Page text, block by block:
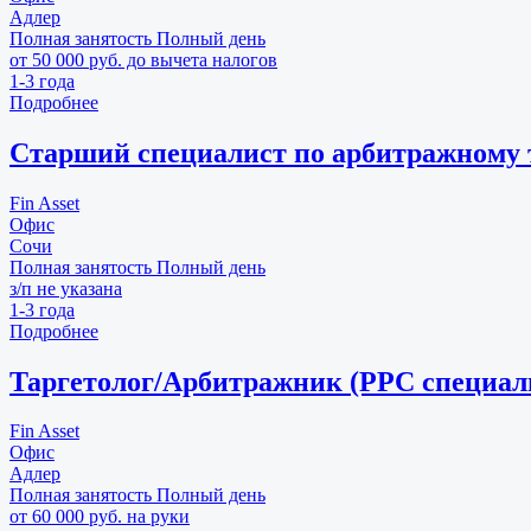
Адлер
Полная занятость Полный день
от 50 000 руб. до вычета налогов
1-3 года
Подробнее
Старший специалист по арбитражному
Fin Asset
Офис
Сочи
Полная занятость Полный день
з/п не указана
1-3 года
Подробнее
Таргетолог/Арбитражник (PPC
Fin Asset
Офис
Адлер
Полная занятость Полный день
от 60 000 руб. на руки